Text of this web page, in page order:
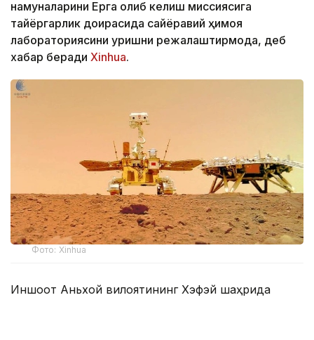
намуналарини Ерга олиб келиш миссиясига
тайёргарлик доирасида сайёравий ҳимоя
лабораториясини қуришни режалаштирмоқда, деб
хабар беради Xinhua.
Фото: Xinhua
Иншоот Аньхой вилоятининг Хэфэй шаҳрида